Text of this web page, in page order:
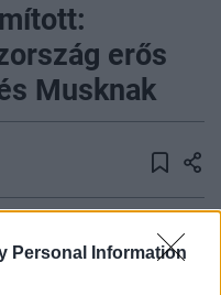
Personal Information
erős
Musknak
Elon Musk–Donald